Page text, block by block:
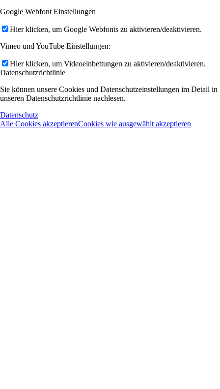
Google Webfont Einstellungen
Hier klicken, um Google Webfonts zu aktivieren/deaktivieren.
Vimeo und YouTube Einstellungen:
Hier klicken, um Videoeinbettungen zu aktivieren/deaktivieren.
Datenschutzrichtlinie
Sie können unsere Cookies und Datenschutzeinstellungen im Detail in
unseren Datenschutzrichtlinie nachlesen.
Datenschutz
Alle Cookies akzeptierenCookies wie ausgewählt akzeptieren